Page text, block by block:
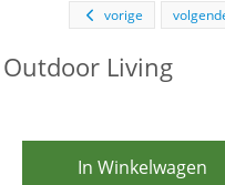
vorige
Living
In Winkelwagen